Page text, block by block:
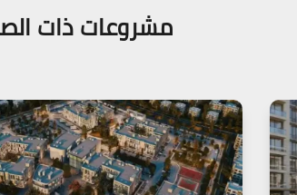
مشروعات ذات